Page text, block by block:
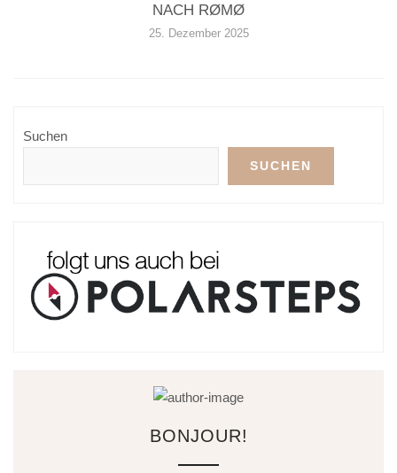
NACH RØMØ
25. Dezember 2025
Suchen
SUCHEN
BONJOUR!